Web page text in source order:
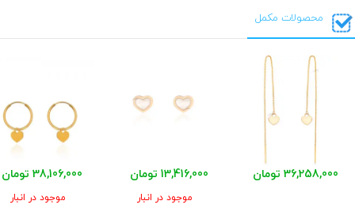
محصولات مکمل
36,258,000 تومان 13,416,000 تومان
موجود در انبار
38,106,000 تومان
موجود در انبار